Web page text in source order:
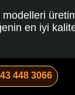
en iyi
448 3066